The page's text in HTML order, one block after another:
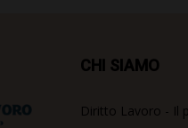
CHI SIAMO
Diritto Lavoro - Il